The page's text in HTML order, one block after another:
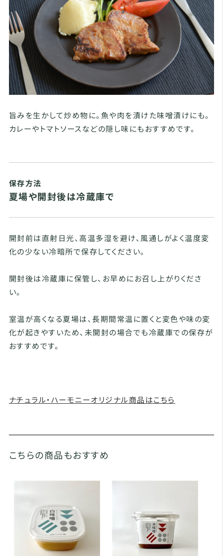
旨みを生かして炒め物に。魚や肉を漬けた味噌漬けにも。
カレーやトマトソースなどの隠し味にもおすすめです。
保存方法
夏場や開封後は冷蔵庫で
開封前は直射日光、高温多湿を避け、風通しがよく温度変
化の少ない冷暗所で保存してください。
開封後は冷蔵庫に保管し、お早めにお召し上がりくださ
い。
室温が高くなる夏場は、長期間常温に置くと変色や味の変
化が起きやすいため、未開封の場合でも冷蔵庫での保存が
おすすめです。
ナチュラル・ハーモニーオリジナル商品はこちら
こちらの商品もおすすめ